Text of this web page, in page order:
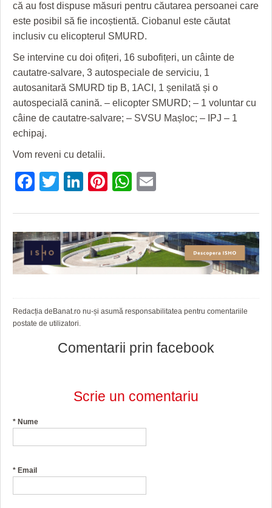
JUSTITIE
FILME DOCUMENTARE
CLIPURI VIDEO
JOCURI ONLINE
FARMACII DIN TIMIŞOARA
HARTA TIMIŞOAREI
LICEE, ŞCOLI ŞI GRĂDINIŢE DIN TIMIŞ
SFATUL MEDICULUI
SFATURI JURIDICE
că au fost dispuse măsuri pentru căutarea persoanei care
este posibil să fie incoștientă. Ciobanul este căutat
inclusiv cu elicopterul SMURD.
Se intervine cu doi ofițeri, 16 subofițeri, un câinte de
cautatre-salvare, 3 autospeciale de serviciu, 1
autosanitară SMURD tip B, 1ACI, 1 șenilată și o
autospecială canină. – elicopter SMURD; – 1 voluntar cu
câine de cautatre-salvare; – SVSU Mașloc; – IPJ – 1
echipaj.
Vom reveni cu detalii.
Facebook
Twitter
LinkedIn
Pinterest
WhatsApp
Redacția deBanat.ro nu-și asumă responsabilitatea pentru comentariile
postate de utilizatori.
Comentarii prin facebook
Scrie un comentariu
* Nume
* Email